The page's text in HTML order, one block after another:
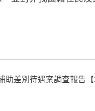
差別待遇案調查報告【